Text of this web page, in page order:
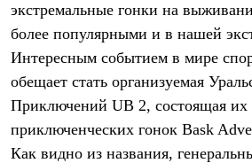
Софтшелл одежда
Куртки
Брюки
Флисовая одежда
Куртки
Брюки
Термобелье
Теплое термобелье
экстремальные гонки на
более популярными и в нашей
Интересным событием в мире
обещает стать организуемая
Приключений UB 2, состоящая их
приключенческих гонок Bask
Как видно из названия,